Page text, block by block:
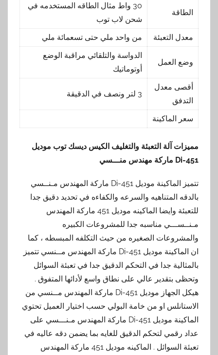
الطاقة
30 واط مثال الطاقه المستخدمه في
شحن لاب توب
معدل التعبئة
من واحد ملي حتى تسعمائة ملي
وضع العمل
الدواسة والتلقائي مراقبة الوضع
أوتوماتيك
أقصى معدل
التدفق
3 لتر ونصف في الدقيقة
سعر الماكينة
مميزات آلة التعبئة والتغليف الكيس ديسك توب موديل
451-Di
ماركة مهندس منـــسي
تتميز الماكينة موديل 451-Di ماركة المهندس مـنــسي
بالدقه المتناهيه والسرعه والكفاءه في تحديد دقيق جدا
للتعبئة وايضا الماكينه موديل 451 ماركة المهندس
مـنــســـي مناسبه جدا للمشروعات الكبيره
والمشروعات الصغيره من حيث التكلفه المبسطه ، كما
ان الماكينة موديل 451-Di ماركة المهندس مــنسي تتميز
بالمثالية جدا في التحكم الدقيق جدا في تعبئة السوائل
وتحظى بتقدير عالي على نطاق واسع لأدائها المتفوق .
هيكل الجهاز موديل 451-Di ماركة المهندس مــنسي من
الاستانلس او من خامة البولي حسب اختيار العميل تحتوي
الماكينة موديل 451-Di ماركة المهندس مـنـــسي على
عداد رقمي لتحكم الدقيق للغايه بما يضمن دقه عاليه في
تعبئة السوائل . الماكينه موديل 451 ماركة المهندس